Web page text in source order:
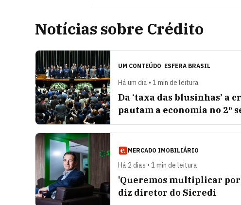
Notícias sobre Crédito
UM CONTEÚDO ESFERA BRASIL
Há um dia • 1 min de leitura
Da ‘taxa das blusinhas’ a
pautam a economia no 2º
MERCADO IMOBILIÁRIO
Há 2 dias • 1 min de leitura
'Queremos multiplicar
diz diretor do Sicredi